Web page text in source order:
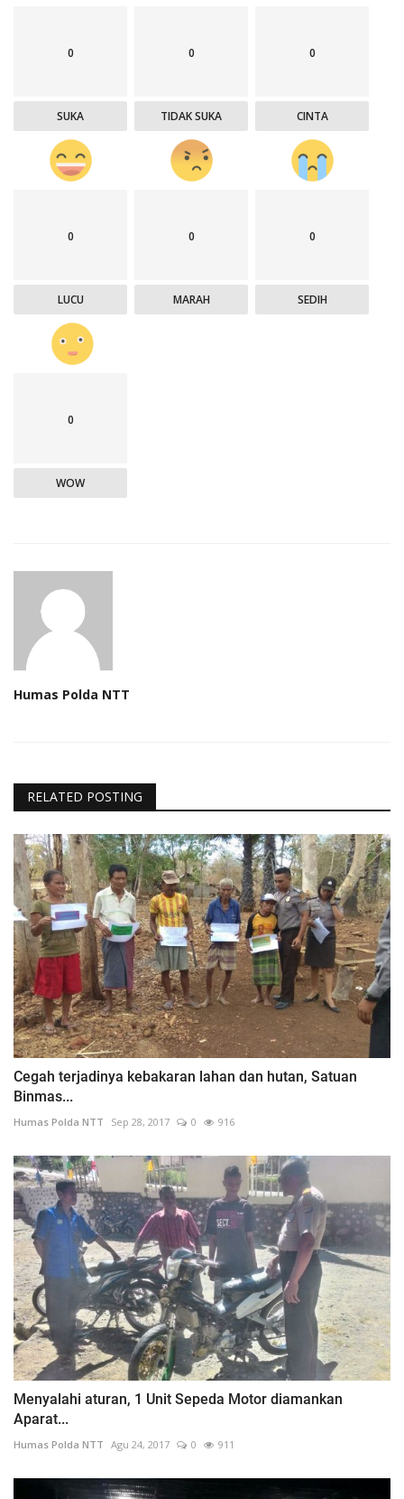
0
SUKA
0
TIDAK SUKA
0
CINTA
0
LUCU
0
MARAH
0
SEDIH
0
WOW
Humas Polda NTT
RELATED POSTING
Cegah terjadinya kebakaran lahan dan hutan, Satuan
Binmas...
Humas Polda NTT Sep 28, 2017 0 916
Menyalahi aturan, 1 Unit Sepeda Motor diamankan
Aparat...
Humas Polda NTT Agu 24, 2017 0 911